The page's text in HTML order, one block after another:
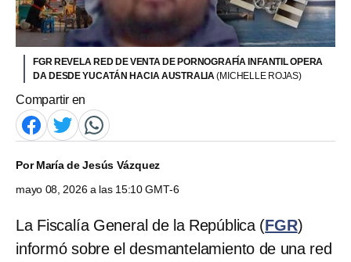
FGR REVELA RED DE VENTA DE PORNOGRAFÍA INFANTIL OPERA
DA DESDE YUCATÁN HACIA AUSTRALIA(MICHELLE ROJAS)
Compartir en
PorMaría de Jesús Vázquez
mayo 08, 2026 a las 15:10 GMT-6
La Fiscalía General de la República (FGR)
informó sobre el desmantelamiento de una red